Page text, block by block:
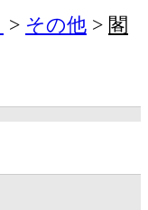
その他
閣